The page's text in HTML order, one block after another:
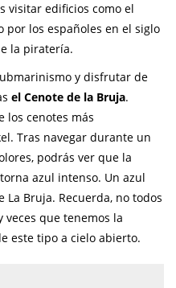
visitar edificios como el
por los españoles en el siglo
la piratería.
y disfrutar de
el Cenote de la Bruja.
los cenotes más
Tras navegar durante un
podrás ver que la
azul intenso. Un azul
La Bruja. Recuerda, no todos
veces que tenemos la
este tipo a cielo abierto.